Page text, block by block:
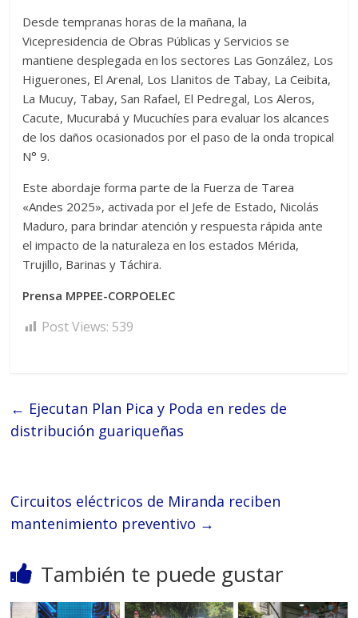
Desde tempranas horas de la mañana, la
Vicepresidencia de Obras Públicas y Servicios se
mantiene desplegada en los sectores Las González, Los
Higuerones, El Arenal, Los Llanitos de Tabay, La Ceibita,
La Mucuy, Tabay, San Rafael, El Pedregal, Los Aleros,
Cacute, Mucurabá y Mucuchíes para evaluar los alcances
de los daños ocasionados por el paso de la onda tropical
N° 9.
Este abordaje forma parte de la Fuerza de Tarea
«Andes 2025», activada por el Jefe de Estado, Nicolás
Maduro, para brindar atención y respuesta rápida ante
el impacto de la naturaleza en los estados Mérida,
Trujillo, Barinas y Táchira.
Prensa MPPEE-CORPOELEC
Post Views: 539
← Ejecutan Plan Pica y Poda en redes de
distribución guariqueñas
Circuitos eléctricos de Miranda reciben
mantenimiento preventivo →
También te puede gustar